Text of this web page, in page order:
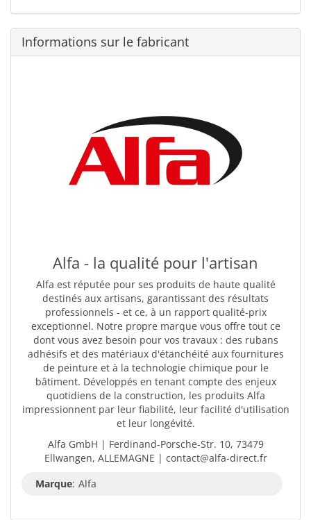
Informations sur le fabricant
Alfa - la qualité pour l'artisan
Alfa est réputée pour ses produits de haute qualité
destinés aux artisans, garantissant des résultats
professionnels - et ce, à un rapport qualité-prix
exceptionnel. Notre propre marque vous offre tout ce
dont vous avez besoin pour vos travaux : des rubans
adhésifs et des matériaux d'étanchéité aux fournitures
de peinture et à la technologie chimique pour le
bâtiment. Développés en tenant compte des enjeux
quotidiens de la construction, les produits Alfa
impressionnent par leur fiabilité, leur facilité d'utilisation
et leur longévité.
Alfa GmbH | Ferdinand-Porsche-Str. 10, 73479
Ellwangen, ALLEMAGNE | contact@alfa-direct.fr
Marque: Alfa